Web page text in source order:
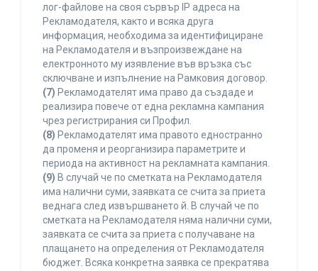
лог-файлове на своя сървър IP адреса на
Рекламодателя, както и всяка друга
информация, необходима за идентифициране
на Рекламодателя и възпроизвеждане на
електронното му изявление във връзка със
сключване и изпълнение на Рамковия договор.
(7) Рекламодателят има право да създаде и
реализира повече от една рекламна кампания
чрез регистрирания си Профил.
(8) Рекламодателят има правото едностранно
да променя и реорганизира параметрите и
периода на активност на рекламната кампания.
(9) В случай че по сметката на Рекламодателя
има налични суми, заявката се счита за приета
веднага след извършването й. В случай че по
сметката на Рекламодателя няма налични суми,
заявката се счита за приета с получаване на
плащането на определения от Рекламодателя
бюджет. Всяка конкретна заявка се прекратява